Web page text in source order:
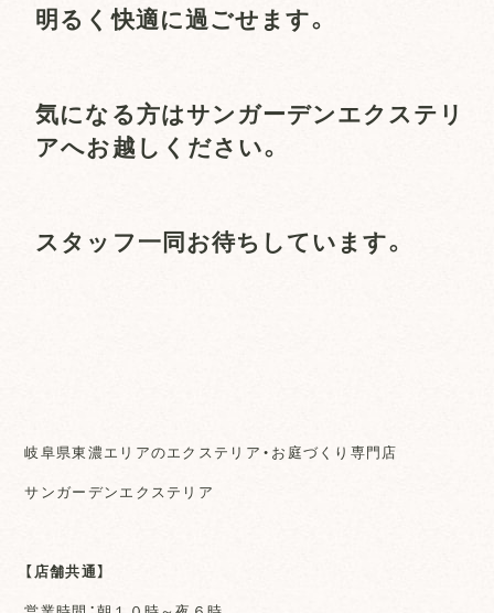
明るく快適に過ごせます。
気になる方はサンガーデンエクステリ
アへお越しください。
スタッフ一同お待ちしています。
岐阜県東濃エリアのエクステリア・お庭づくり専門店
サンガーデンエクステリア
【店舗共通】